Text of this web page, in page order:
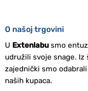
O našoj trgovini
U Extenlabusmo
udružili svoje snage. Iz
zajednički smo
naših kupaca.